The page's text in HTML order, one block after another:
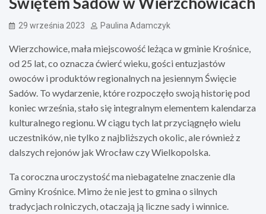
29 września 2023 Paulina Adamczyk
Wierzchowice, mała miejscowość leżąca w gminie Krośnice,
od 25 lat, co oznacza ćwierć wieku, gości entuzjastów
owoców i produktów regionalnych na jesiennym Święcie
Sadów. To wydarzenie, które rozpoczęło swoją historię pod
koniec września, stało się integralnym elementem kalendarza
kulturalnego regionu. W ciągu tych lat przyciągnęło wielu
uczestników, nie tylko z najbliższych okolic, ale również z
dalszych rejonów jak Wrocław czy Wielkopolska.
Ta coroczna uroczystość ma niebagatelne znaczenie dla
Gminy Krośnice. Mimo że nie jest to gmina o silnych
tradycjach rolniczych, otaczają ją liczne sady i winnice.